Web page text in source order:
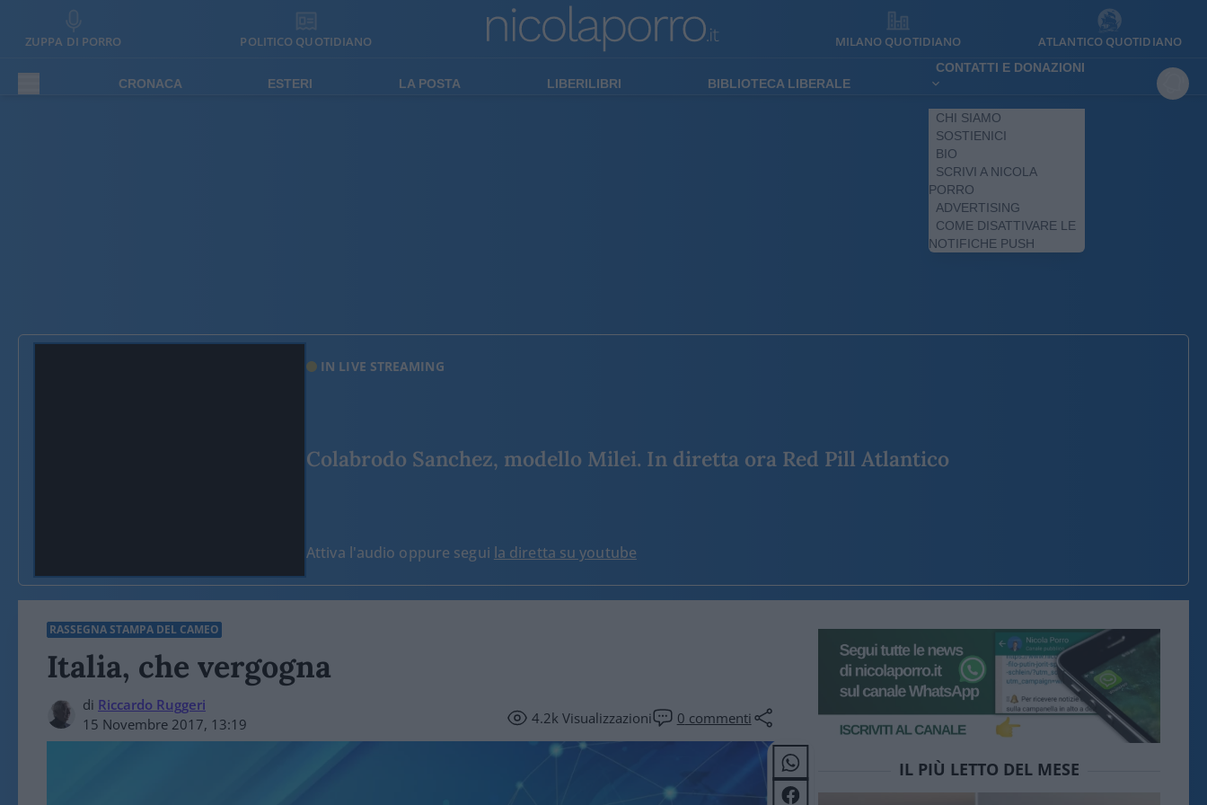
ZUPPA DI PORRO POLITICO QUOTIDIANO MILANO QUOTIDIANO ATLANTICO QUOTIDIANO
CRONACA ESTERI LA POSTA LIBERILIBRI BIBLIOTECA LIBERALE
CONTATTI E DONAZIONI
CHI SIAMO
SOSTIENICI
BIO
SCRIVI A NICOLA
PORRO
ADVERTISING
COME DISATTIVARE LE
NOTIFICHE PUSH
IN LIVE STREAMING
Colabrodo Sanchez, modello Milei. In diretta ora Red Pill Atlantico
Attiva l'audio oppure segui la diretta su youtube
RASSEGNA STAMPA DEL CAMEO
Italia, che vergogna
di Riccardo Ruggeri
15 Novembre 2017, 13:19
4.2kVisualizzazioni 0 commenti
IL PIÙ LETTO DEL MESE